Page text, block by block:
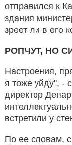
отправился к
здания
зреет ли в его
РОПЧУТ, НО
Настроения,
я тоже уйду", -
директор
встретили у
По ее словам,